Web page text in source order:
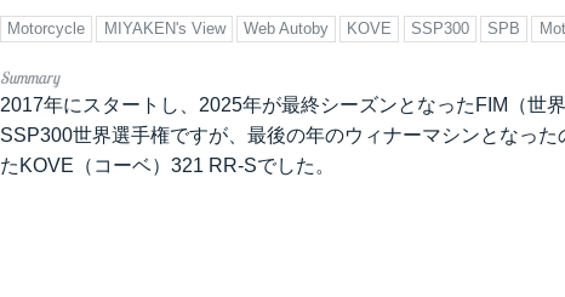
Motorcycle MIYAKEN's View Web Autoby KOVE SSP300 SPB
2017年にスタートし、2025年が最終シーズンとなったFIM（世
SSP300世界選手権ですが、最後の年のウィナーマシンとなっ
たKOVE（コーベ）321 RR-Sでした。